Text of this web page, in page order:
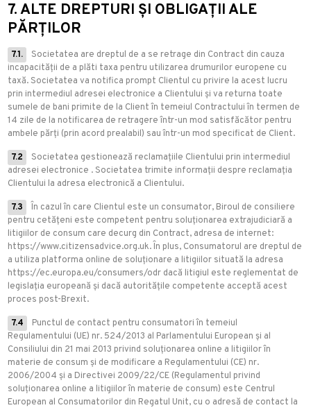
7. ALTE DREPTURI ȘI OBLIGAȚII ALE
PĂRȚILOR
7.1.
Societatea are dreptul de a se retrage din Contract din cauza
incapacității de a plăti taxa pentru utilizarea drumurilor europene cu
taxă. Societatea va notifica prompt Clientul cu privire la acest lucru
prin intermediul adresei electronice a Clientului și va returna toate
sumele de bani primite de la Client în temeiul Contractului în termen de
14 zile de la notificarea de retragere într-un mod satisfăcător pentru
ambele părți (prin acord prealabil) sau într-un mod specificat de Client.
7.2
Societatea gestionează reclamațiile Clientului prin intermediul
adresei electronice . Societatea trimite informații despre reclamația
Clientului la adresa electronică a Clientului.
7.3
În cazul în care Clientul este un consumator, Biroul de consiliere
pentru cetățeni este competent pentru soluționarea extrajudiciară a
litigiilor de consum care decurg din Contract, adresa de internet:
https://www.citizensadvice.org.uk. În plus, Consumatorul are dreptul de
a utiliza platforma online de soluționare a litigiilor situată la adresa
https://ec.europa.eu/consumers/odr dacă litigiul este reglementat de
legislația europeană și dacă autoritățile competente acceptă acest
proces post-Brexit.
7.4
Punctul de contact pentru consumatori în temeiul
Regulamentului (UE) nr. 524/2013 al Parlamentului European și al
Consiliului din 21 mai 2013 privind soluționarea online a litigiilor în
materie de consum și de modificare a Regulamentului (CE) nr.
2006/2004 și a Directivei 2009/22/CE (Regulamentul privind
soluționarea online a litigiilor în materie de consum) este Centrul
European al Consumatorilor din Regatul Unit, cu o adresă de contact la